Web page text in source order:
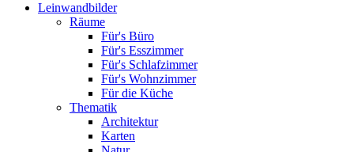
Leinwandbilder
Räume
Für's Büro
Für's Esszimmer
Für's Schlafzimmer
Für's Wohnzimmer
Für die Küche
Thematik
Architektur
Karten